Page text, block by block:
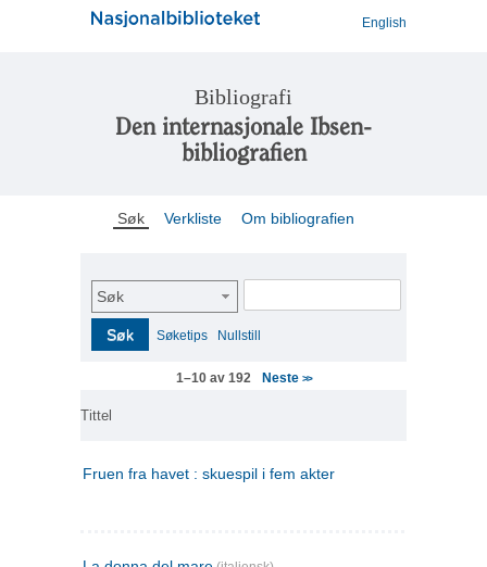
English
Bibliografi
Den internasjonale Ibsen-
bibliografien
Søk Verkliste Om bibliografien
Søk
Søk Søketips Nullstill
1–10 av 192 Neste >>
Tittel
Fruen fra havet : skuespil i fem akter